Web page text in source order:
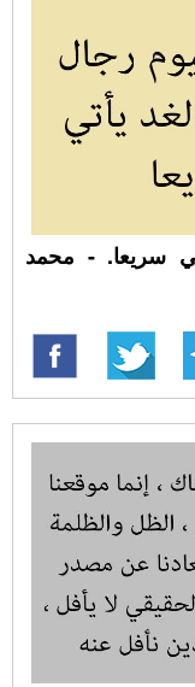
سريعا. - محمد